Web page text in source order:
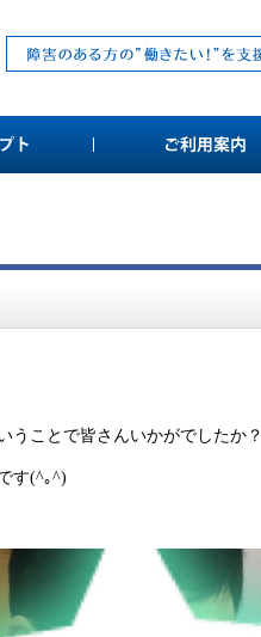
うことで皆さんいかがでしたか？
す(^｡^)